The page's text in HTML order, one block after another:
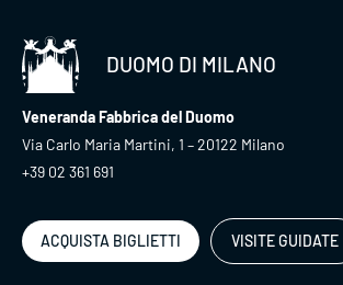
DUOMO DI MILANO
Veneranda Fabbrica del Duomo
Via Carlo Maria Martini, 1 – 20122 Milano
+39 02 361 691
ACQUISTA BIGLIETTI VISITE GUIDATE